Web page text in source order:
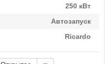
250 кВт
Автозапуск
Ricardo